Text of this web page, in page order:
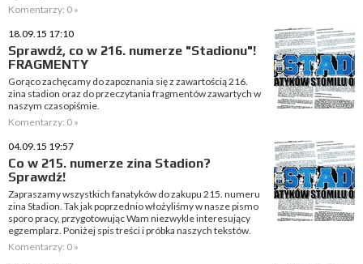
Komentarzy: 0 »
18.09.15 17:10
Sprawdź, co w 216. numerze "Stadionu"!
FRAGMENTY
Gorąco zachęcamy do zapoznania się z zawartością 216.
zina stadion oraz do przeczytania fragmentów zawartych w
naszym czasopiśmie.
Komentarzy: 0 »
04.09.15 19:57
Co w 215. numerze zina Stadion?
Sprawdź!
Zapraszamy wszystkich fanatyków do zakupu 215. numeru
zina Stadion. Tak jak poprzednio włożyliśmy w nasze pismo
sporo pracy, przygotowując Wam niezwykle interesujący
egzemplarz. Poniżej spis treści i próbka naszych tekstów.
Komentarzy: 0 »